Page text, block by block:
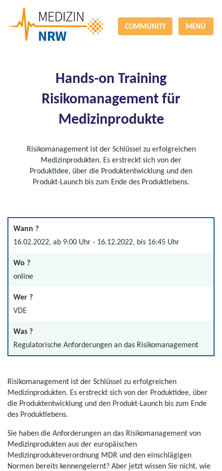
COMMUNITY MENÜ
Hands-on Training
Risikomanagement für
Medizinprodukte
Risikomanagement ist der Schlüssel zu erfolgreichen
Medizinprodukten. Es erstreckt sich von der
Produktidee, über die Produktentwicklung und den
Produkt-Launch bis zum Ende des Produktlebens.
Wann ?
16.02.2022, ab 9:00 Uhr - 16.12.2022, bis 16:45 Uhr
Wo ?
online
Wer ?
VDE
Was ?
Regulatorische Anforderungen an das Risikomanagement
Risikomanagement ist der Schlüssel zu erfolgreichen
Medizinprodukten. Es erstreckt sich von der Produktidee, über
die Produktentwicklung und den Produkt-Launch bis zum Ende
des Produktlebens.
Sie haben die Anforderungen an das Risikomanagement von
Medizinprodukten aus der europäischen
Medizinprodukteverordnung MDR und den einschlägigen
Normen bereits kennengelernt? Aber jetzt wissen Sie nicht, wie